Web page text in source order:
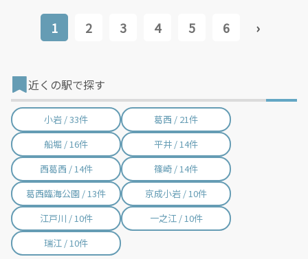
そ、空いた時間を有効活用！自分にあったスタイルで稼働できま
す。 「休日に１時間だけ！」 「予定がなくなったから今日稼ぐ
か...！」 時間も場所も自分次第！ 【原付（125cc以下）で配達希
場合は緑ナンバー）が必要になります。 ※稼働できるのは、あな
たの街で Uber Eats のサービスが開始してからになります。サー
ビス開始日は、アカウント作成後に配信されるメールをご確認く
ださい。
1 2 3 4 5 6 ›
近くの駅で探す
小岩 / 33件
葛西 / 21件
船堀 / 16件
平井 / 14件
西葛西 / 14件
篠崎 / 14件
葛西臨海公園 / 13件
京成小岩 / 10件
江戸川 / 10件
一之江 / 10件
瑞江 / 10件